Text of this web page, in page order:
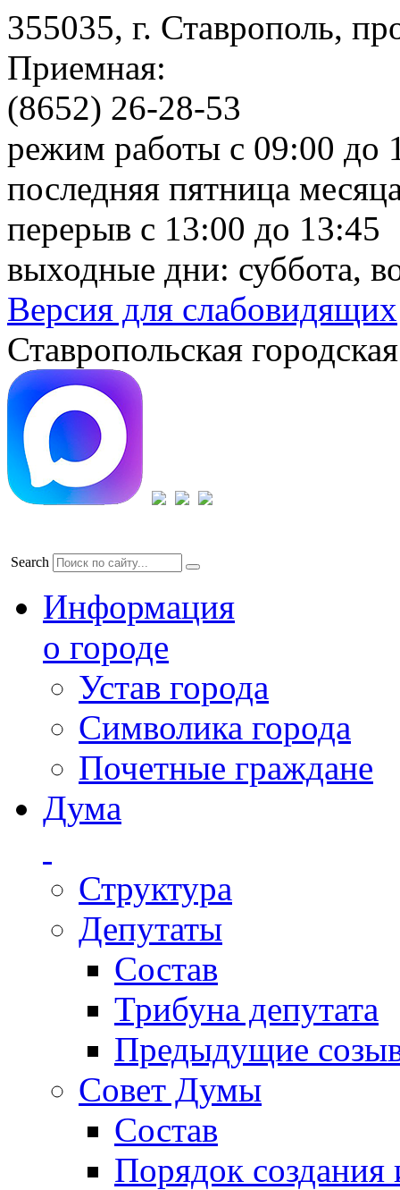
355035, г. Ставрополь,
Приемная:
(8652) 26-28-53
режим работы с 09:00 до
последняя пятница
перерыв с 13:00 до 13:45
выходные дни: суббота,
Версия для слабовидящих
Ставропольская
Search
Информация
о городе
Устав города
Символика города
Почетные граждане
Дума
Структура
Депутаты
Состав
Трибуна депутата
Предыдущие
Совет Думы
Состав
Порядок создания